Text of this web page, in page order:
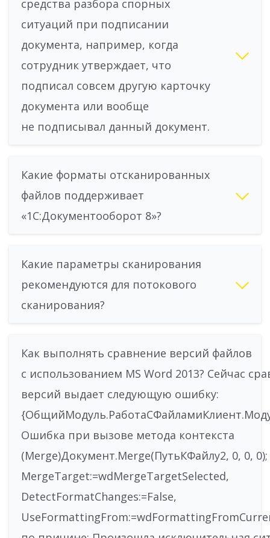
средства разбора спорных
ситуаций при подписании
документа, например, когда
сотрудник утверждает, что
подписал совсем другую карточку
документа или вообще
не подписывал данный документ.
Какие форматы отсканированных
файлов поддерживает
«1С:Документооборот 8»?
Какие параметры сканирования
рекомендуются для потокового
сканирования?
Как выполнять сравнение версий файлов
с использованием MS Word 2013? Сейчас
версий выдает следующую ошибку:
Ошибка при вызове метода контекста
(Merge)Документ.Merge(ПутьКФайлу2, 0, 0,
MergeTarget:=wdMergeTargetSelected,
DetectFormatChanges:=False,